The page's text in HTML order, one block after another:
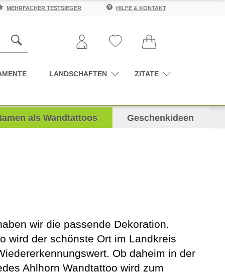
MEHRFACHER TESTSIEGER HILFE & KONTAKT
LANDSCHAFTEN ZITATE
als Wandtattoos Geschenkideen
wir die passende Dekoration.
wird der schönste Ort im Landkreis
Ob daheim in der
Ahlhorn Wandtattoo wird zum